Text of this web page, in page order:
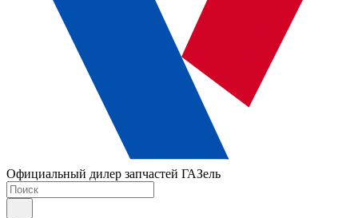
Официальный дилер запчастей ГАЗель